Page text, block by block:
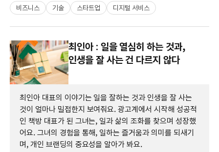
비즈니스 기술 스타트업 디지털 서비스
최인아 : 일을 열심히 하는 것과,
인생을 잘 사는 건 다르지 않다
최인아 대표의 이야기는 일을 잘하는 것과 인생을 잘 사는
것이 얼마나 밀접한지 보여줘요. 광고계에서 시작해 성공적
인 책방 대표가 된 그녀는, 일과 삶의 조화를 찾으며 성장했
어요. 그녀의 경험을 통해, 일하는 즐거움과 의미를 되새기
며, 개인 브랜딩의 중요성을 알아가 봐요.